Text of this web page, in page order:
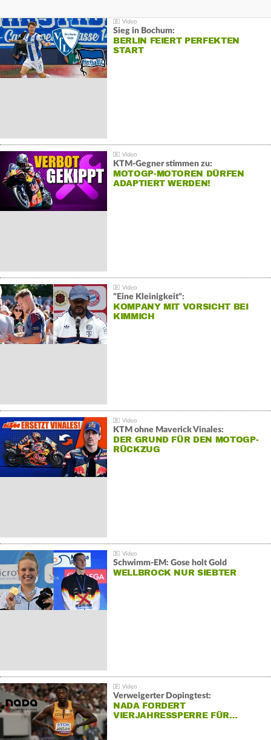
Sieg in Bochum:
BERLIN FEIERT PERFEKTEN
START
KTM-Gegner stimmen zu:
MOTOGP-MOTOREN DÜRFEN
ADAPTIERT WERDEN!
"Eine Kleinigkeit":
KOMPANY MIT VORSICHT BEI
KIMMICH
KTM ohne Maverick Vinales:
DER GRUND FÜR DEN MOTOGP-
RÜCKZUG
Schwimm-EM: Gose holt Gold
WELLBROCK NUR SIEBTER
Verweigerter Dopingtest:
NADA FORDERT
VIERJAHRESSPERRE FÜR…